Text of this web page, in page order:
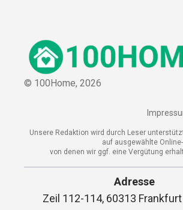
© 100Home, 2026
Unsere Redaktion wird durch Leser
auf ausgewählte
von denen wir ggf. eine Vergütung
Adresse
Zeil 112-114, 60313